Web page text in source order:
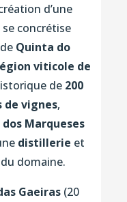
d’une
concrétise
Quinta do
viticole de
de 200
de vignes,
Marqueses
distillerie et
domaine.
Gaeiras(20